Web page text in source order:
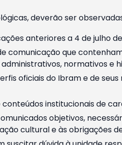
deverão ser
anteriores a 4 de julho
comunicação que
normativos e
oficiais do Ibram e de
institucionais de
objetivos,
cultural e às obrigações